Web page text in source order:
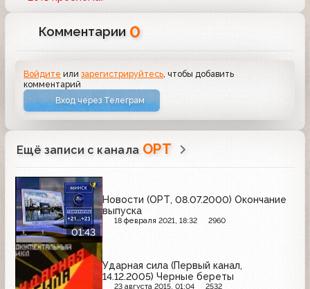
Комментарии 0
Войдите илизарегистрируйтесь , чтобы добавить
комментарий
Вход через Телеграм
Ещё записи с канала ОРТ
01:43
Новости (ОРТ, 08.07.2000) Окончание
выпуска
18 февраля 2021, 18:32 2960
Ударная сила (Первый канал,
14.12.2005) Черные береты
23 августа 2015, 01:04 2532